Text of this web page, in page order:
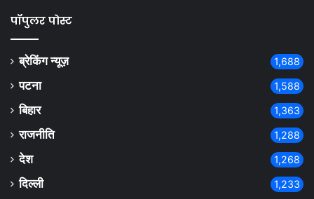
पॉपुलर पोस्ट
ब्रेकिंग न्यूज़ 1,688
पटना 1,588
बिहार 1,363
राजनीति 1,288
देश 1,268
दिल्ली 1,233